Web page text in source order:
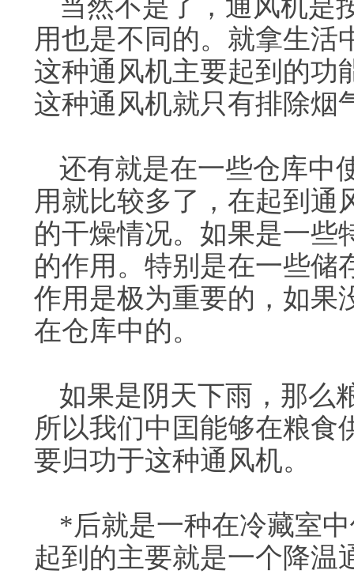
当然不是了，通风机是
用也是不同的。就拿生活
这种通风机主要起到的功
这种通风机就只有排除烟
还有就是在一些仓库中
用就比较多了，在起到通
的干燥情况。如果是一些
的作用。特别是在一些储
作用是极为重要的，如果
在仓库中的。
如果是阴天下雨，那么
所以我们中囯能够在粮食
要归功于这种通风机。
*后就是一种在冷藏室
起到的主要就是一个降温